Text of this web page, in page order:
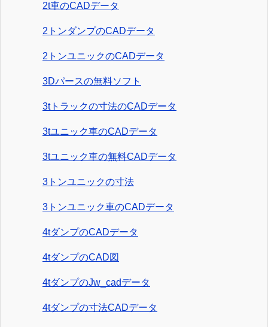
2t車のCADデータ
2トンダンプのCADデータ
2トンユニックのCADデータ
3Dパースの無料ソフト
3tトラックの寸法のCADデータ
3tユニック車のCADデータ
3tユニック車の無料CADデータ
3トンユニックの寸法
3トンユニック車のCADデータ
4tダンプのCADデータ
4tダンプのCAD図
4tダンプのJw_cadデータ
4tダンプの寸法CADデータ